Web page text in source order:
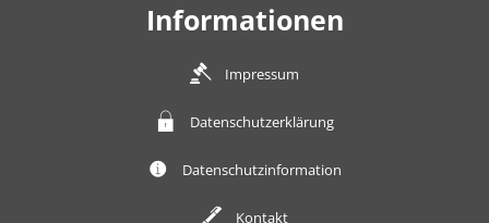
Informationen
Impressum
Datenschutzerklärung
Datenschutzinformation
Kontakt